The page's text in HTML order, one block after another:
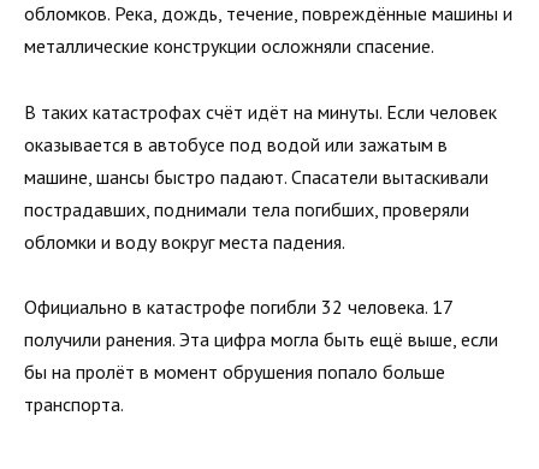
обломков. Река, дождь, течение, повреждённые машины и
металлические конструкции осложняли спасение.
В таких катастрофах счёт идёт на минуты. Если человек
оказывается в автобусе под водой или зажатым в
машине, шансы быстро падают. Спасатели вытаскивали
пострадавших, поднимали тела погибших, проверяли
обломки и воду вокруг места падения.
Официально в катастрофе погибли 32 человека. 17
получили ранения. Эта цифра могла быть ещё выше, если
бы на пролёт в момент обрушения попало больше
транспорта.